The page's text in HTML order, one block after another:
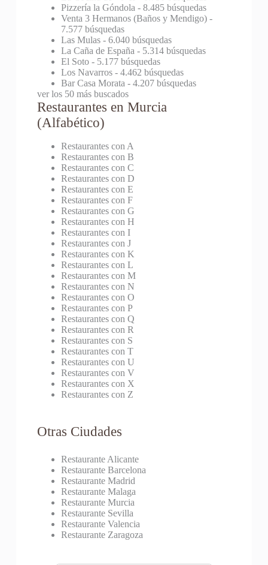
Pizzería la Góndola - 8.485 búsquedas
Venta 3 Hermanos (Baños y Mendigo)-
7.577 búsquedas
Las Mulas- 6.040 búsquedas
La Caña de España - 5.314 búsquedas
El Soto- 5.177 búsquedas
Los Navarros- 4.462 búsquedas
Bar Casa Morata - 4.207 búsquedas
ver los 50 más buscados
Restaurantes en Murcia
(Alfabético)
Restaurantes con A
Restaurantes con B
Restaurantes con C
Restaurantes con D
Restaurantes con E
Restaurantes con F
Restaurantes con G
Restaurantes con H
Restaurantes con I
Restaurantes con J
Restaurantes con K
Restaurantes con L
Restaurantes con M
Restaurantes con N
Restaurantes con O
Restaurantes con P
Restaurantes con Q
Restaurantes con R
Restaurantes con S
Restaurantes con T
Restaurantes con U
Restaurantes con V
Restaurantes con X
Restaurantes con Z
Otras Ciudades
Restaurante Alicante
Restaurante Barcelona
Restaurante Madrid
Restaurante Malaga
Restaurante Murcia
Restaurante Sevilla
Restaurante Valencia
Restaurante Zaragoza